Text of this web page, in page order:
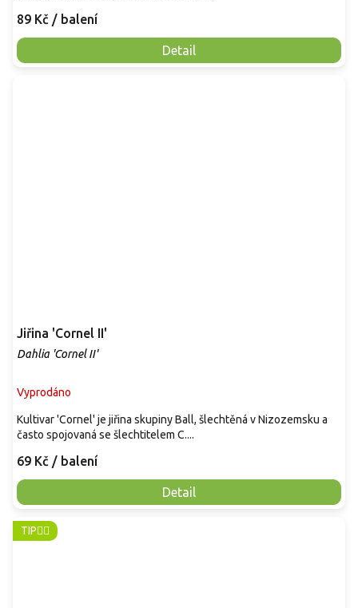
89 Kč / balení
Detail
Jiřina 'Cornel II'
Dahlia 'Cornel II'
Vyprodáno
69 Kč / balení
Detail
Kultivar 'Cornel' je jiřina skupiny Ball, šlechtěná v Nizozemsku a
často spojovaná se šlechtitelem C....
TIP👈🏻